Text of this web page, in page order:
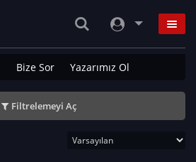
Bize Sor Yazarımız Ol
Filtrelemeyi Aç